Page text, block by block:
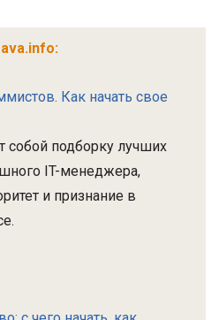
Как начать свое
собой подборку лучших
IT-менеджера,
и признание в